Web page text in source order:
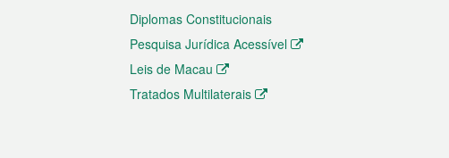
Diplomas Constitucionais
Pesquisa Jurídica Acessível
Leis de Macau
Tratados Multilaterais